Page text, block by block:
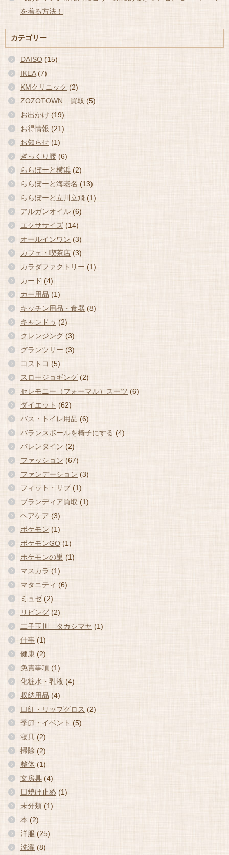
を着る方法！
カテゴリー
DAISO (15)
IKEA(7)
KMクリニック (2)
ZOZOTOWN 買取 (5)
お出かけ (19)
お得情報 (21)
お知らせ (1)
ぎっくり腰 (6)
ららぽーと横浜 (2)
ららぽーと海老名 (13)
ららぽーと立川立飛 (1)
アルガンオイル (6)
エクササイズ (14)
オールインワン (3)
カフェ・喫茶店 (3)
カラダファクトリー (1)
カード (4)
カー用品 (1)
キッチン用品・食器 (8)
キャンドゥ (2)
クレンジング (3)
グランツリー (3)
コストコ (5)
スロージョギング (2)
セレモニー（フォーマル）スーツ (6)
ダイエット (62)
バス・トイレ用品 (6)
バランスボールを椅子にする (4)
バレンタイン (2)
ファッション (67)
ファンデーション (3)
フィット・リブ (1)
ブランディア買取 (1)
ヘアケア (3)
ポケモン (1)
ポケモンGO (1)
ポケモンの巣 (1)
マスカラ (1)
マタニティ (6)
ミュゼ (2)
リビング (2)
二子玉川 タカシマヤ (1)
仕事 (1)
健康 (2)
免責事項 (1)
化粧水・乳液 (4)
収納用品 (4)
口紅・リップグロス (2)
季節・イベント (5)
寝具 (2)
掃除 (2)
整体 (1)
文房具 (4)
日焼け止め (1)
未分類 (1)
本 (2)
洋服 (25)
洗濯 (8)